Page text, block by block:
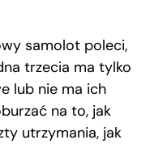
samolot poleci,
trzecia ma tylko
lub nie ma ich
na to, jak
utrzymania, jak